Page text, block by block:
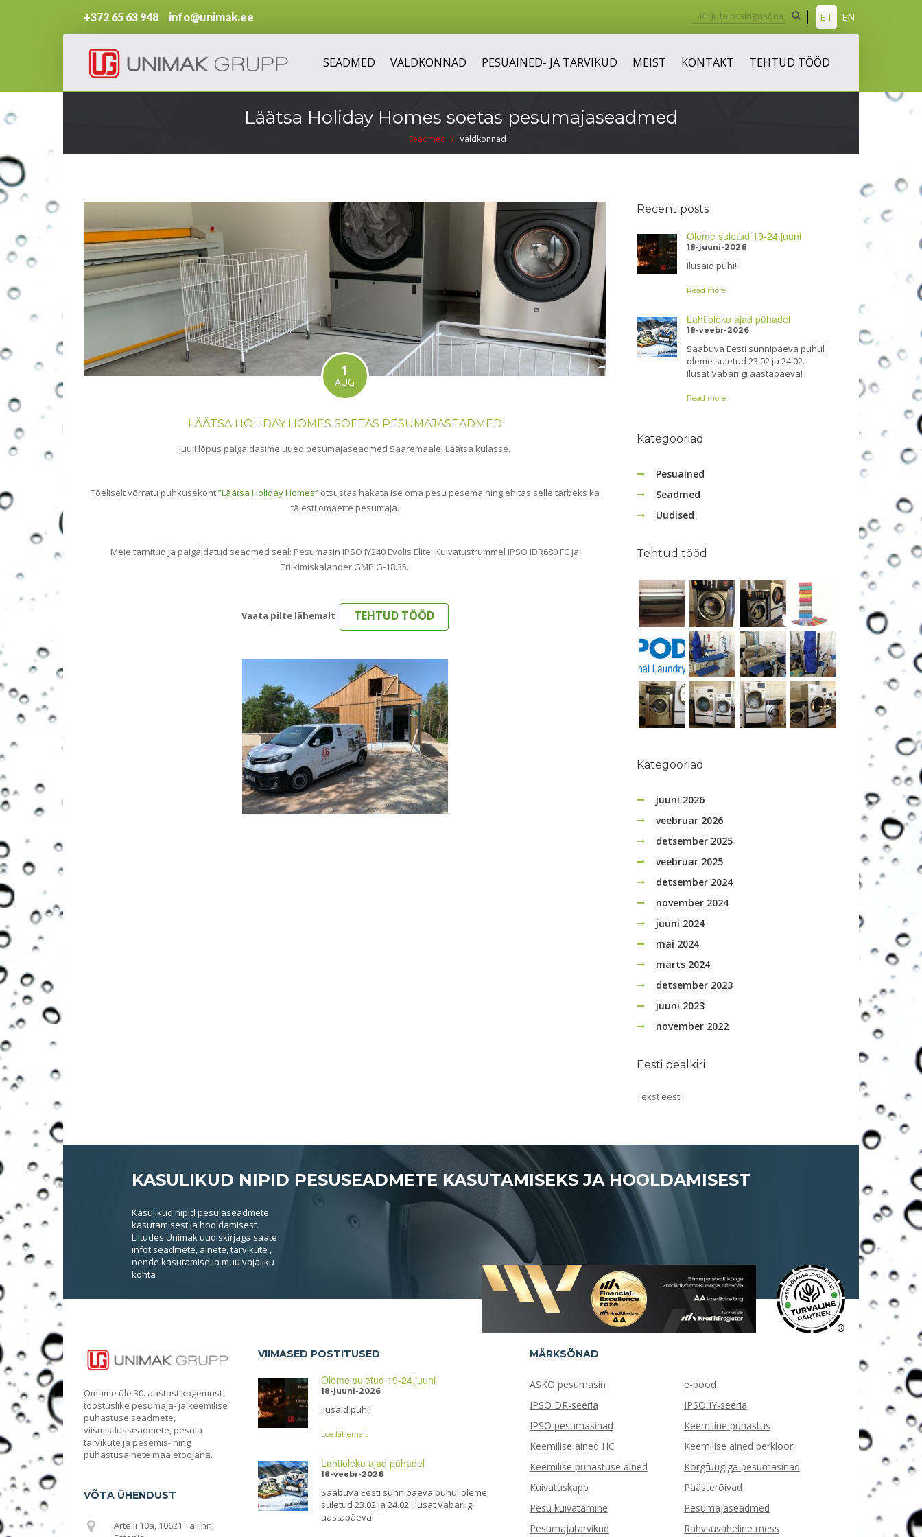
+372 65 63 948 info@unimak.ee ET EN
SEADMED VALDKONNAD PESUAINED- JA TARVIKUD MEIST KONTAKT TEHTUD TÖÖD
Läätsa Holiday Homes soetas pesumajaseadmed
Seadmed Valdkonnad
1
AUG
LÄÄTSA HOLIDAY HOMES SOETAS PESUMAJASEADMED
Juuli lõpus paigaldasime uued pesumajaseadmed Saaremaale, Läätsa külasse.
Tõeliselt võrratu puhkusekoht”Läätsa Holiday Homes”otsustas hakata ise oma pesu pesema ning ehitas selle tarbeks ka
täiesti omaette pesumaja.
Meie tarnitud ja paigaldatud seadmed seal: Pesumasin IPSO IY240 Evolis Elite, Kuivatustrummel IPSO IDR680 FC ja
Triikimiskalander GMP G-18.35.
Vaata pilte lähemalt TEHTUD TÖÖD
Recent posts
Oleme suletud 19-24.juuni
18-juuni-2026
Ilusaid pühi!
Read more
Lahtioleku ajad pühadel
18-veebr-2026
Saabuva Eesti sünnipäeva puhul
oleme suletud 23.02 ja 24.02.
Ilusat Vabariigi aastapäeva!
Read more
Kategooriad
Pesuained
Seadmed
Uudised
Tehtud tööd
Kategooriad
juuni 2026
veebruar 2026
detsember 2025
veebruar 2025
detsember 2024
november 2024
juuni 2024
mai 2024
märts 2024
detsember 2023
juuni 2023
november 2022
Eesti pealkiri
Tekst eesti
KASULIKUD NIPID PESUSEADMETE KASUTAMISEKS JA HOOLDAMISEST
Kasulikud nipid pesulaseadmete
kasutamisest ja hooldamisest.
Liitudes Unimak uudiskirjaga saate
infot seadmete, ainete, tarvikute ,
nende kasutamise ja muu vajaliku
kohta
®
Omame üle 30. aastast kogemust
tööstuslike pesumaja- ja keemilise
puhastuse seadmete,
viismistlusseadmete, pesula
tarvikute ja pesemis- ning
puhastusainete maaletoojana.
VÕTA ÜHENDUST
Artelli 10a, 10621 Tallinn,
VIIMASED POSTITUSED
Oleme suletud 19-24.juuni
18-juuni-2026
Ilusaid pühi!
Loe lähemalt
Lahtioleku ajad pühadel
18-veebr-2026
Saabuva Eesti sünnipäeva puhul oleme
suletud 23.02 ja 24.02. Ilusat Vabariigi
aastapäeva!
MÄRKSÕNAD
ASKO pesumasin
e-pood
IPSO DR-seeria
IPSO IY-seeria
IPSO pesumasinad
Keemiline puhastus
Keemilise ained HC
Keemilise ained perkloor
Keemilise puhastuse ained
Kõrgfuugiga pesumasinad
Kuivatuskapp
Päästerõivad
Pesu kuivatamine
Pesumajaseadmed
Pesumajatarvikud
Rahvsuvaheline mess